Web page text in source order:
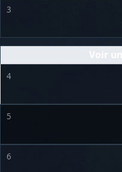
3
4
5
6